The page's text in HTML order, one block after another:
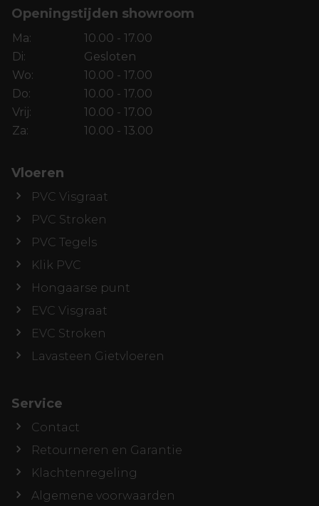
Openingstijden showroom
Ma:
10.00 - 17.00
Di:
Gesloten
Wo:
10.00 - 17.00
Do:
10.00 - 17.00
Vrij:
10.00 - 17.00
Za:
10.00 - 13.00
Vloeren
PVC Visgraat
PVC Stroken
PVC Tegels
Klik PVC
Hongaarse punt
EVC Visgraat
EVC Stroken
Lavasteen Gietvloeren
Service
Contact
Retourneren en Garantie
Klachtenregeling
Algemene voorwaarden